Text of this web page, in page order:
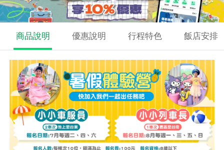
商品說明 優惠說明 行程特色 飯店安排